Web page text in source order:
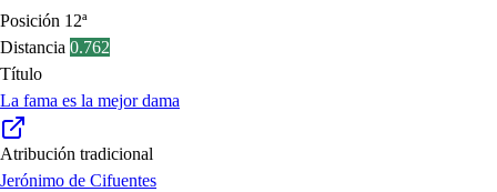
Posición 12ª
Distancia 0.762
Título
La fama es la mejor dama
Atribución tradicional
Jerónimo de Cifuentes